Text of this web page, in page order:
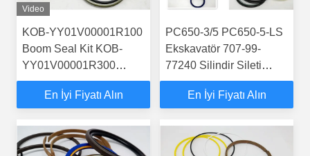
Video
KOB-YY01V00001R100
Boom Seal Kit KOB-
YY01V00001R300
KOB-YY01V00001R200
YY01V00002F1
En İyi Fiyatı Alın
PC650-3/5 PC650-5-LS
Ekskavatör 707-99-
77240 Silindir Sileti
Kitsleri için Boom Seal
En İyi Fiyatı Alın